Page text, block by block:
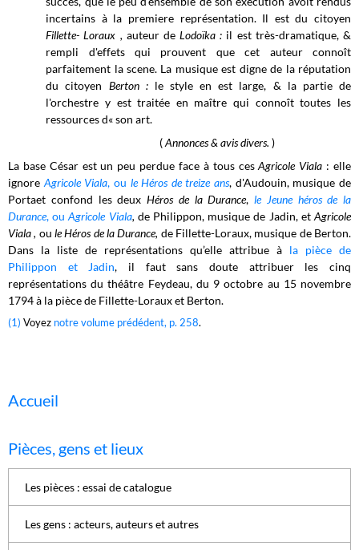
incertains à la premiere représentation. Il est du citoyen
Fillette- Loraux , auteur deLodoïka : il est très-dramatique, &
rempli d'effets qui prouvent que cet auteur connoît
parfaitement la scene. La musique est digne de la réputation
du citoyen Berton : le style en est large, & la partie de
l'orchestre y est traitée en maître qui connoît toutes les
ressources d« son art.
(Annonces & avis divers. )
La base César est un peu perdue face à tous cesAgricole Viala : elle
ignore Agricole Viala, ou le Héros de treize ans, d'Audouin, musique de
Portaet confond les deux Héros de la Durance, le Jeune héros de la
Durance, ouAgricole Viala, de Philippon, musique de Jadin, etAgricole
Viala , ouleHéros de la Durance, de Fillette-Loraux, musique de Berton.
Dans la liste de représentations qu’elle attribue à la pièce de
Philippon et Jadin, il faut sans doute attribuer les cinq
représentations du théâtre Feydeau, du 9 octobre au 15 novembre
1794 à la pièce de Fillette-Loraux et Berton.
(1) Voyez notre volume prédédent, p. 258.
Accueil
Pièces, gens et lieux
Les pièces : essai de catalogue
Les gens : acteurs, auteurs et autres